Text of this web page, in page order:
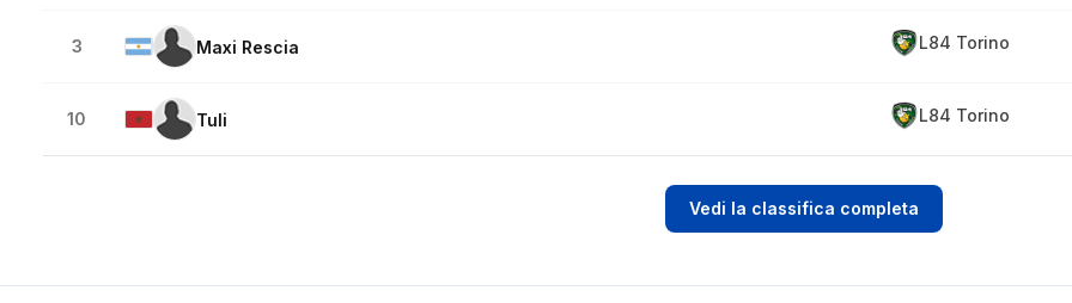
3 Maxi Rescia L84 Torino
10 Tuli L84 Torino
Vedi la classifica completa